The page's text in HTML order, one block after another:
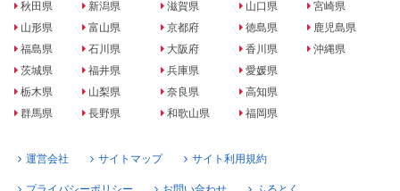
秋田県
山形県
福島県
茨城県
栃木県
群馬県
新潟県
富山県
石川県
福井県
山梨県
長野県
滋賀県
京都府
大阪府
兵庫県
奈良県
和歌山県
山口県
徳島県
香川県
愛媛県
高知県
福岡県
宮崎県
鹿児島県
沖縄県
運営会社 サイトマップ サイト利用規約